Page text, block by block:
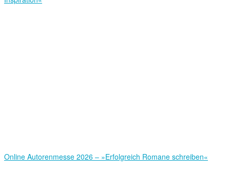
Online Autorenmesse 2026 – »Erfolgreich Romane schreiben«